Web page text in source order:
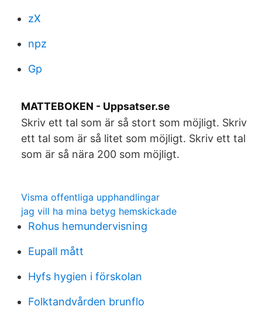
zX
npz
Gp
MATTEBOKEN - Uppsatser.se
Skriv ett tal som är så stort som möjligt. Skriv
ett tal som är så litet som möjligt. Skriv ett tal
som är så nära 200 som möjligt.
Visma offentliga upphandlingar
jag vill ha mina betyg hemskickade
Rohus hemundervisning
Eupall mått
Hyfs hygien i förskolan
Folktandvården brunflo